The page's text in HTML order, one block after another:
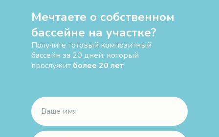
Мечтаете о собственном
бассейне на участке?
Получите готовый композитный
бассейн за 20 дней, который
прослужит более 20 лет